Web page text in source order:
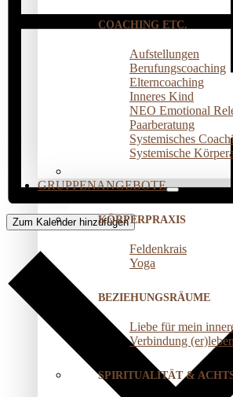
COACHING ETC.
Aufstellungen
Berufungscoaching
Elterncoaching
Inneres Kind
NEO Emotional
Paarberatung
Systemisches
Systemische
GRUPPENANGEBOTE
KÖRPERPRAXIS
Feldenkrais
Yoga
BEZIEHUNGSRÄUME
Liebe für mein
Verbindung (er)leben
SPIRITUALITÄT &
Zum Kalender hinzufügen